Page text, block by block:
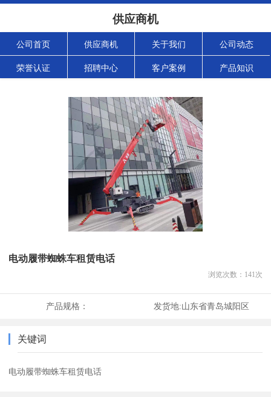
供应商机
公司首页 供应商机 关于我们 公司动态
荣誉认证 招聘中心 客户案例 产品知识
电动履带蜘蛛车租赁电话
浏览次数： 141次
产品规格： 发货地:山东省青岛城阳区
关键词
电动履带蜘蛛车租赁电话